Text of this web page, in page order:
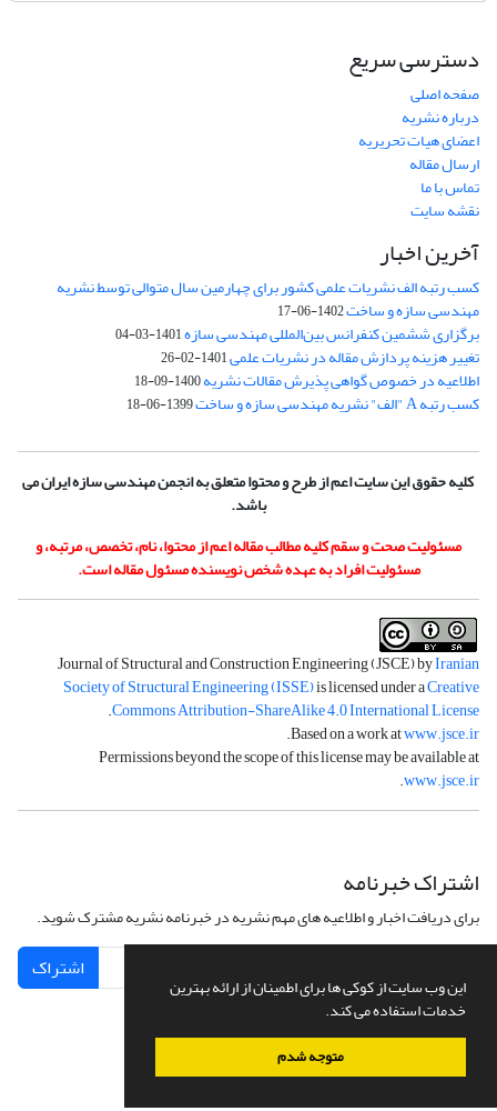
این وب سایت از کوکی ها برای اطمینان از ارائه بهترین
خدمات استفاده می کند.
متوجه شدم
دسترسی سریع
صفحه اصلی
درباره نشریه
اعضای هیات تحریریه
ارسال مقاله
تماس با ما
نقشه سایت
آخرین اخبار
کسب رتبه الف نشریات علمی کشور برای چهارمین سال متوالی توسط نشریه
مهندسی سازه و ساخت1402-06-17
برگزاری ششمین کنفرانس بین‌المللی مهندسی سازه1401-03-04
تغییر هزینه پردازش مقاله در نشریات علمی1401-02-26
اطلاعیه در خصوص گواهی پذیرش مقالات نشریه1400-09-18
کسب رتبه A "الف" نشریه مهندسی سازه و ساخت 1399-06-18
کلیه حقوق این سایت اعم از طرح و محتوا متعلق به انجمن مهندسی سازه ایران می
باشد.
مسئولیت صحت و سقم کلیه مطالب مقاله اعم از محتوا، نام، تخصص، مرتبه، و
مسئولیت افراد به عهده شخص نویسنده مسئول مقاله است.
Journal of Structural and Construction Engineering (JSCE) byIranian
Society of Structural Engineering (ISSE)is licensed under aCreative
Commons Attribution-ShareAlike 4.0 International License
.
Based on a work atwww.jsce.ir
.
Permissions beyond the scope of this license may be available at
www.jsce.ir
.
اشتراک خبرنامه
برای دریافت اخبار و اطلاعیه های مهم نشریه در خبرنامه نشریه مشترک شوید.
اشتراک
سامانه مدیریت نشریات علمی.طراحی و پیاده سازی ازسیناوب